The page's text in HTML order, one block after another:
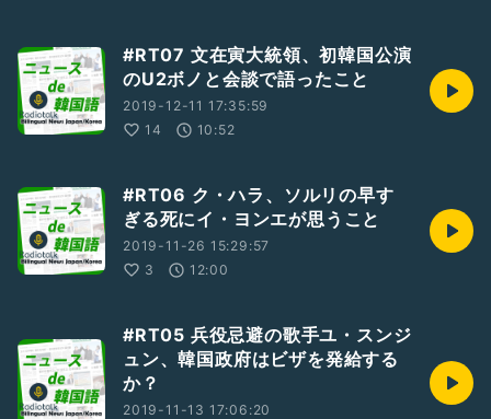
#RT07 文在寅大統領、初韓国公演
のU2ボノと会談で語ったこと
2019-12-11 17:35:59
14
10:52
#RT06 ク・ハラ、ソルリの早す
ぎる死にイ・ヨンエが思うこと
2019-11-26 15:29:57
3
12:00
#RT05 兵役忌避の歌手ユ・スンジ
ュン、韓国政府はビザを発給する
か？
2019-11-13 17:06:20